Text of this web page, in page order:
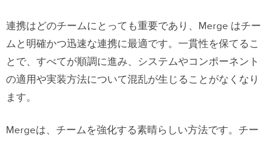
連携はどのチームにとっても重要であり、Merge はチー
ムと明確かつ迅速な連携に最適です。一貫性を保てるこ
とで、すべてが順調に進み、システムやコンポーネント
の適用や実装方法について混乱が生じることがなくなり
ます。
Mergeは、チームを強化する素晴らしい方法です。チー